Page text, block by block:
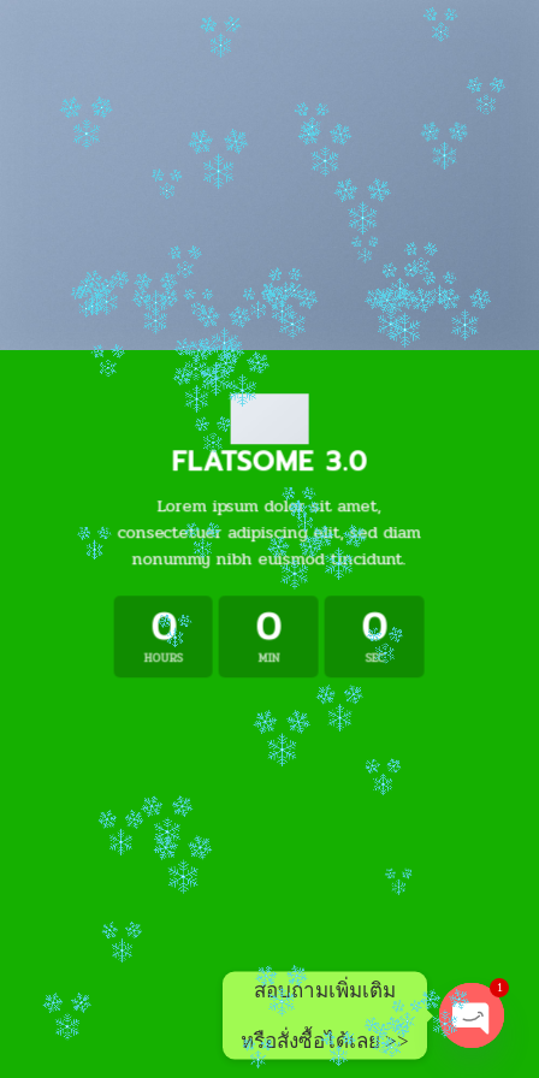
FLATSOME 3.0
Lorem ipsum dolor sit amet,
consectetuer adipiscing elit, sed diam
nonummy nibh euismod tincidunt.
0
HOURS
0
MIN
0
SEC
สอบถามเพิ่มเติม
หรือสั่งซื้อได้เลย >>
1